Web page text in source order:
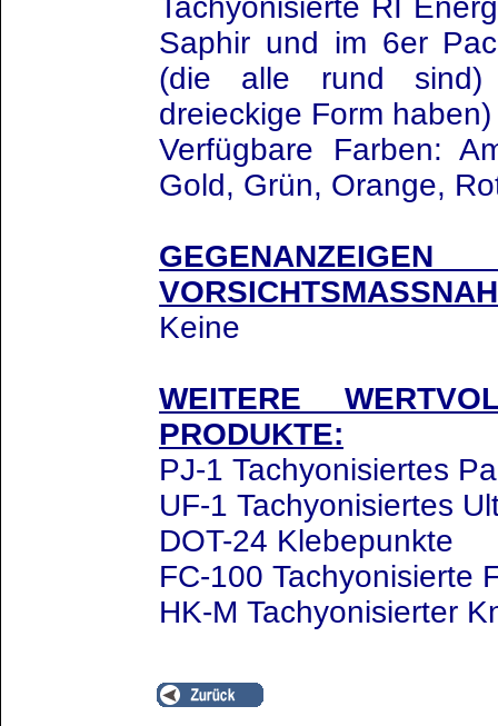
Tachyonisierte RI
Saphir und im 6er
(die alle rund
dreieckige Form
Verfügbare Farben:
Gold, Grün, Orange,
Keine
WEITERE
PRODUKTE:
PJ-1 Tachyonisiertes
UF-1 Tachyonisiertes
DOT-24 Klebepunkte
FC-100 Tachyonisierte
HK-M Tachyonisierter